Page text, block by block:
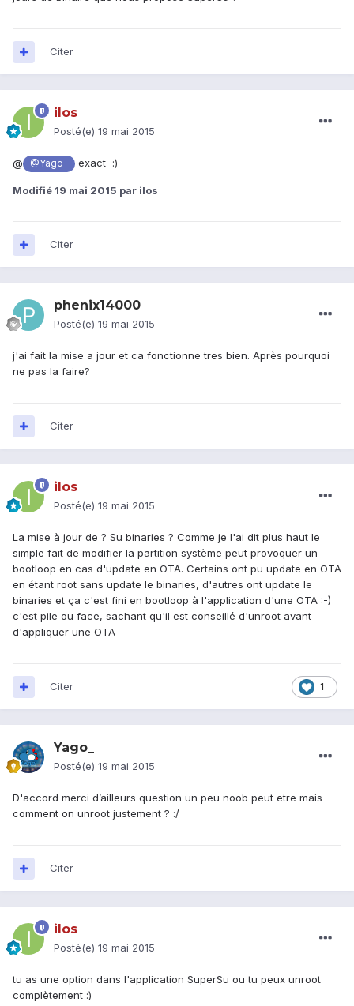
Citer
ilos
Posté(e) 19 mai 2015
@ @Yago_ exact :)
Modifié 19 mai 2015 par ilos
Citer
phenix14000
Posté(e) 19 mai 2015
j'ai fait la mise a jour et ca fonctionne tres bien. Après pourquoi
ne pas la faire?
Citer
ilos
Posté(e) 19 mai 2015
La mise à jour de ? Su binaries ? Comme je l'ai dit plus haut le
simple fait de modifier la partition système peut provoquer un
bootloop en cas d'update en OTA. Certains ont pu update en OTA
en étant root sans update le binaries, d'autres ont update le
binaries et ça c'est fini en bootloop à l'application d'une OTA :-)
c'est pile ou face, sachant qu'il est conseillé d'unroot avant
d'appliquer une OTA
1
Citer
Yago_
Posté(e) 19 mai 2015
D'accord merci d’ailleurs question un peu noob peut etre mais
comment on unroot justement ? :/
Citer
ilos
Posté(e) 19 mai 2015
tu as une option dans l'application SuperSu ou tu peux unroot
complètement :)